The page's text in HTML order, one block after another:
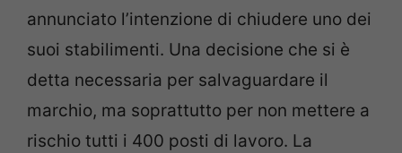
annunciato l’intenzione di chiudere uno dei
suoi stabilimenti. Una decisione che si è
detta necessaria per salvaguardare il
marchio, ma soprattutto per non mettere a
rischio tutti i 400 posti di lavoro. La